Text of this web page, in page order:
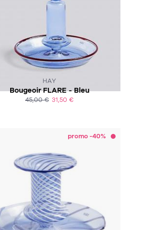
HAY
Bougeoir FLARE - Bleu
45,00 € 31,50 €
promo -40%